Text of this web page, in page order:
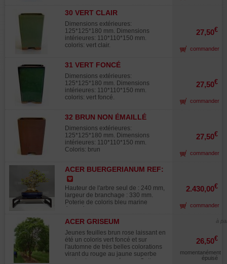
30 VERT CLAIR
Dimensions extérieures:
125*125*180 mm. Dimensions
intérieures: 110*110*150 mm.
coloris: vert clair.
27,50€
commander
31 VERT FONCÉ
Dimensions extérieures:
125*125*180 mm. Dimensions
intérieures: 110*110*150 mm.
coloris: vert foncé.
27,50€
commander
32 BRUN NON ÉMAILLÉ
Dimensions extérieures:
125*125*180 mm. Dimensions
intérieures: 110*110*150 mm.
Coloris: brun
27,50€
commander
ACER BUERGERIANUM REF:
18080233
Hauteur de l'arbre seul de : 240 mm,
largeur de branchage : 330 mm.
Poterie de coloris bleu marine
Style moyogi. Tronc de 120 mm de
diamètre, neabari de 210 mm.
Plateaux formés et ramifiés sans
fortes plaies de tailles ou fortes
blessures de fils. Pour collectionneur
averti. Superbe sujet issu des
2.430,00€
commander
ACER GRISEUM
Jeunes feuilles brun rose laissant en
été un coloris vert foncé et sur
l'automne de très belles colorations
virant du rouge au jaune superbe
contraste avec son écorce. Cette
26,50€
à
momentanément
épuisé